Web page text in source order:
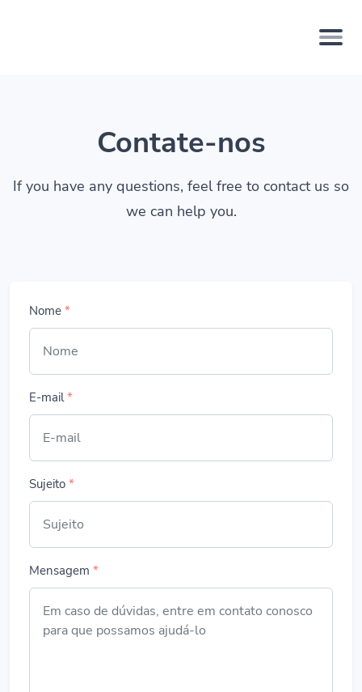
Contate-nos
If you have any questions, feel free to contact us so
we can help you.
Nome *
E-mail*
Sujeito *
Mensagem *